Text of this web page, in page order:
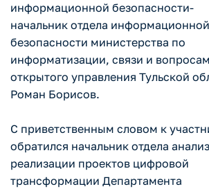
информационной безопасности-
начальник отдела информационной
безопасности министерства по
информатизации, связи и вопросам
открытого управления Тульской
Роман Борисов.
С приветственным словом к
обратился начальник отдела
реализации проектов цифровой
трансформации Департамента